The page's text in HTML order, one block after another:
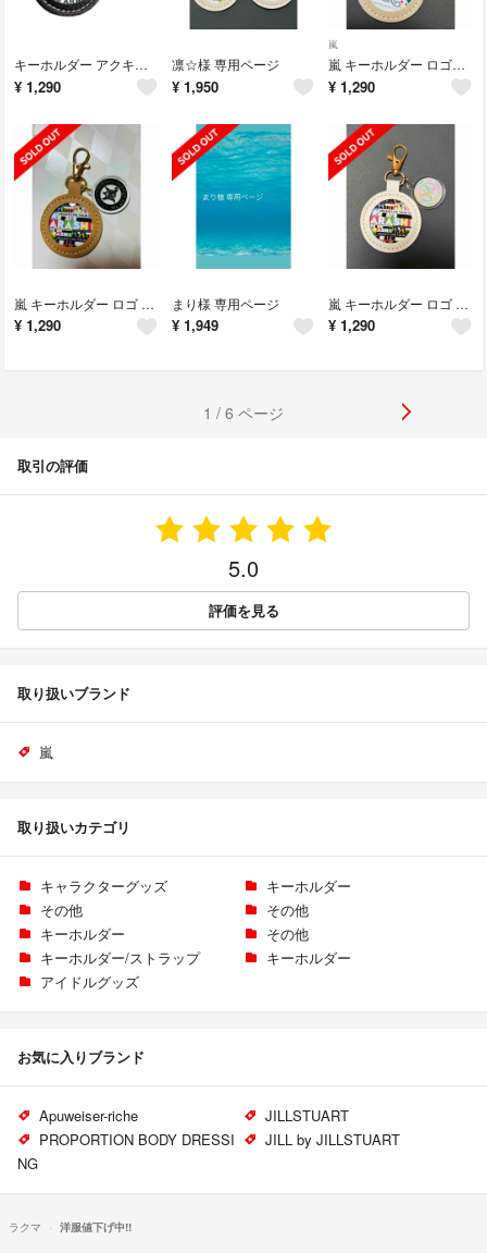
キーホルダー アクキー付き
¥ 1,290
凛☆様 専用ページ
¥ 1,950
嵐
嵐 キーホルダー ロゴアクキー付き グレー
¥ 1,290
嵐 キーホルダー ロゴ アクキー付き ベージュ
¥ 1,290
まり様 専用ページ
¥ 1,949
嵐 キーホルダー ロゴ アクキー付き
¥ 1,290
1 / 6 ページ
取引の評価
5.0
評価を見る
取り扱いブランド
嵐
取り扱いカテゴリ
キャラクターグッズ
キーホルダー
その他
その他
キーホルダー
その他
キーホルダー/ストラップ
キーホルダー
アイドルグッズ
お気に入りブランド
Apuweiser-riche
JILLSTUART
PROPORTION BODY DRESSI
NG
JILL by JILLSTUART
ラクマ 洋服値下げ中!!